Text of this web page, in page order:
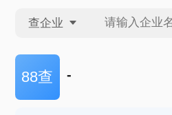
查企业
查企业
88查 -